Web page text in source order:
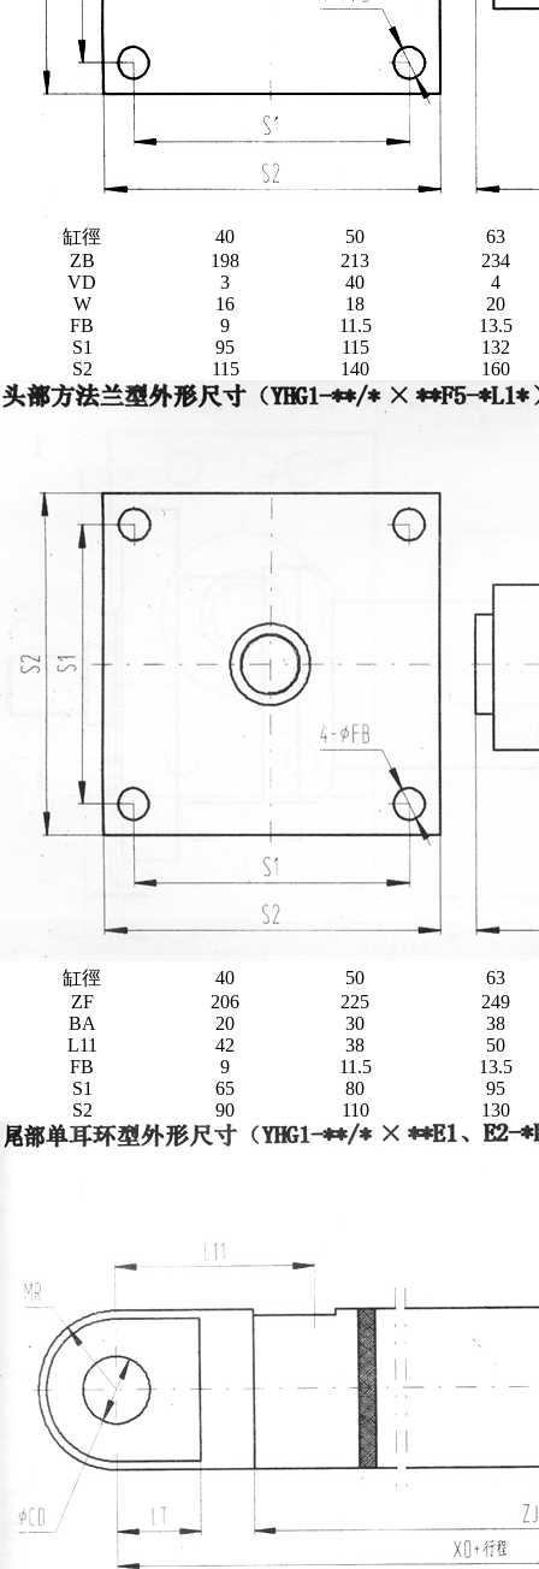
缸徑 40 50
63
ZB
198 213
234
VD
3 40
4
W
16 18
20
FB
9 11.5
13.5
S1
95 115
132
S2
115 140 160
缸徑 40 50
63
ZF
206 225
249
BA
20 30
38
L11
42 38
50
FB
9 11.5
13.5
S1
65 80
95
S2
90 110 130